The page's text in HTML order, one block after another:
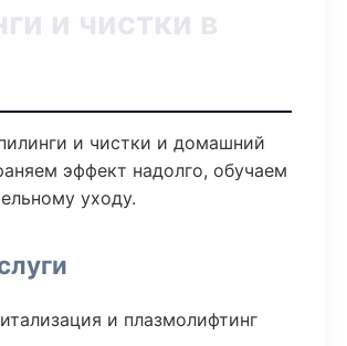
и чистки в
и чистки и домашний
эффект надолго, обучаем
уходу.
и плазмолифтинг